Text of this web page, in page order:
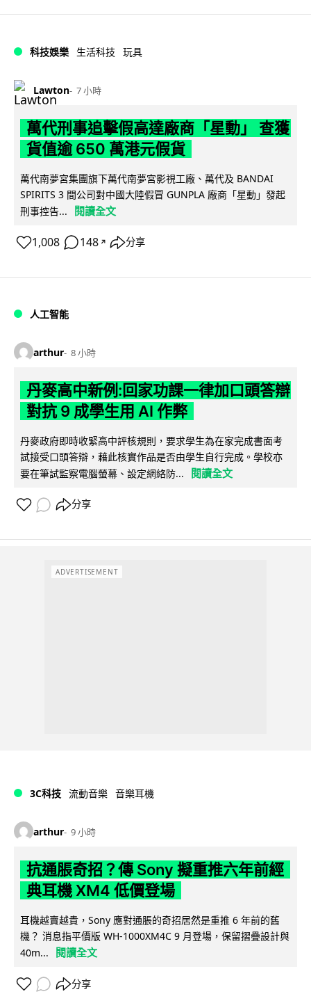
科技娛樂 生活科技 玩具
Lawton 7 小時
萬代刑事追擊假高達廠商「星動」 查獲
貨值逾 650 萬港元假貨
萬代南夢宮集團旗下萬代南夢宮影視工廠、萬代及 BANDAI
SPIRITS 3 間公司對中國大陸假冒 GUNPLA 廠商「星動」發起
刑事控告...
閱讀全文
1,008 148 ↗ 分享
人工智能
arthur 8 小時
丹麥高中新例:回家功課一律加口頭答辯
對抗 9 成學生用 AI 作弊
丹麥政府即時收緊高中評核規則，要求學生為在家完成書面考
試接受口頭答辯，藉此核實作品是否由學生自行完成。學校亦
要在筆試監察電腦螢幕、設定網絡防...
閱讀全文
分享
ADVERTISEMENT
3C科技 流動音樂 音樂耳機
arthur 9 小時
抗通脹奇招？傳 Sony 擬重推六年前經
典耳機 XM4 低價登場
耳機越賣越貴，Sony 應對通脹的奇招居然是重推 6 年前的舊
機？ 消息指平價版 WH-1000XM4C 9 月登場，保留摺疊設計與
40m...
閱讀全文
分享